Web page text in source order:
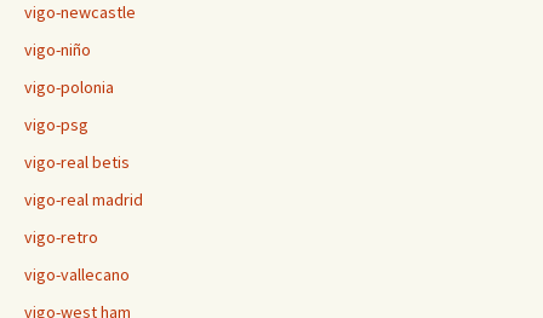
vigo-newcastle
vigo-niño
vigo-polonia
vigo-psg
vigo-real betis
vigo-real madrid
vigo-retro
vigo-vallecano
vigo-west ham